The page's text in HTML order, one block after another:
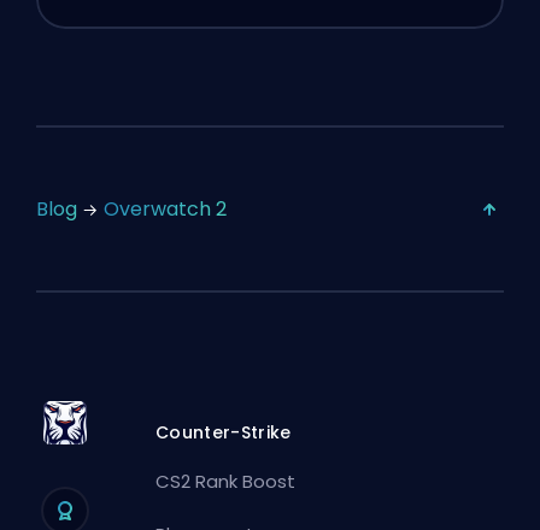
Blog Overwatch 2
Counter-Strike
CS2 Rank Boost